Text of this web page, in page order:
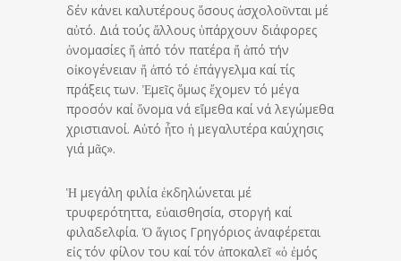
δέν κάνει καλυτέρους ὅσους ἀσχολοῦνται μέ
αὐτό. Διά τούς ἄλλους ὑπάρχουν διάφορες
ὀνομασίες ἤ ἀπό τόν πατέρα ἤ ἀπό τήν
οἰκογένειαν ἤ ἀπό τό ἐπάγγελμα καί τίς
πράξεις των. Ἐμεῖς ὅμως ἔχομεν τό μέγα
προσόν καί ὄνομα νά εἴμεθα καί νά λεγώμεθα
χριστιανοί. Αὐτό ἦτο ἡ μεγαλυτέρα καύχησις
γιά μᾶς».
Ἡ μεγάλη φιλία ἐκδηλώνεται μέ
τρυφερότηττα, εὐαισθησία, στοργή καί
φιλαδελφία. Ὁ ἅγιος Γρηγόριος ἀναφέρεται
εἰς τόν φίλον του καί τόν ἀποκαλεῖ «ὁ ἐμός